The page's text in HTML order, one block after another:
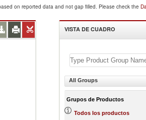
on reported data and not gap filled. Please check the
VISTA DE CUADRO
All Groups
Grupos de Productos
Todos los productos